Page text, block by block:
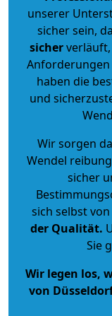
unserer
sicher sein,
sicherverläuft,
haben die
und
Wir sorgen
Wendel
sicher
sich selbst
der Qualität.
Sie
Wir legen los,
von